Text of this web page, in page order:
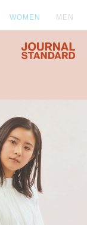
WOMEN MEN